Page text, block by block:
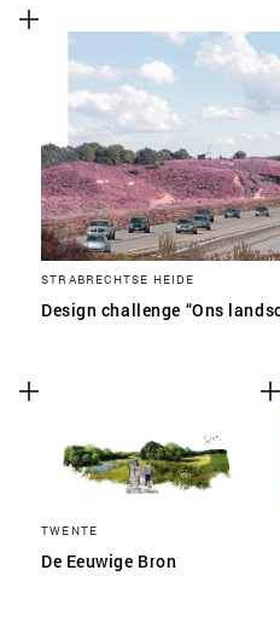
STRABRECHTSE HEIDE
Design challenge “Ons
TWENTE
De Eeuwige Bron